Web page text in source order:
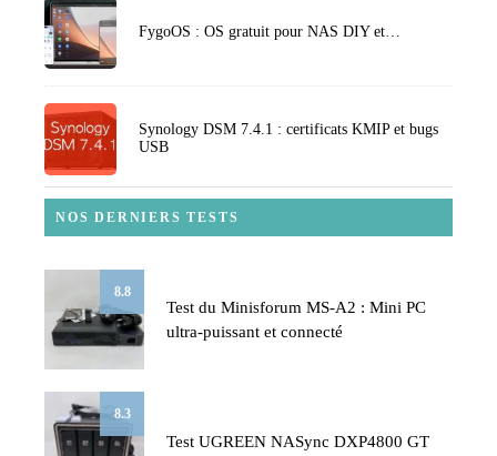
FygoOS : OS gratuit pour NAS DIY et…
Synology DSM 7.4.1 : certificats KMIP et bugs
USB
NOS DERNIERS TESTS
8.8
Test du Minisforum MS-A2 : Mini PC
ultra-puissant et connecté
8.3
Test UGREEN NASync DXP4800 GT